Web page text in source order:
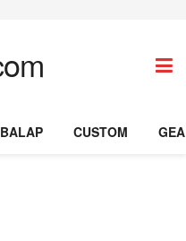
BALAP CUSTOM